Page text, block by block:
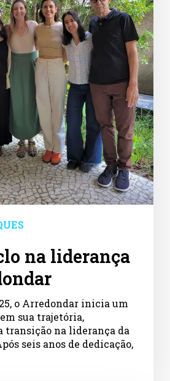
na liderança
o Arredondar inicia um
sua trajetória,
transição na liderança da
seis anos de dedicação,